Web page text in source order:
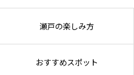
瀬戸の楽しみ方
おすすめスポット